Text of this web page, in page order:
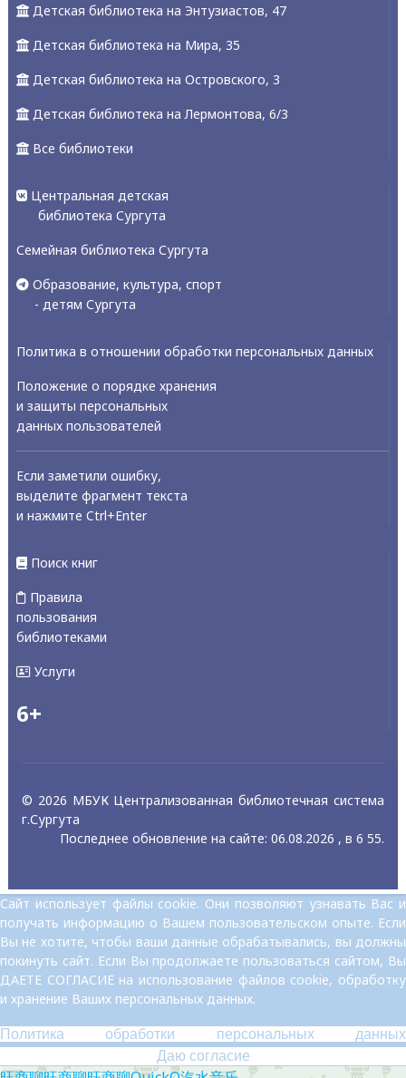
Детская библиотека на Энтузиастов, 47
Детская библиотека на Мира, 35
Детская библиотека на Островского, 3
Детская библиотека на Лермонтова, 6/3
Все библиотеки
Центральная детская
библиотека Сургута
Семейная библиотека Сургута
Образование, культура, спорт
- детям Сургута
Политика в отношении обработки персональных данных
Положение о порядке хранения
и защиты персональных
данных пользователей
Если заметили ошибку,
выделите фрагмент текста
и нажмите Ctrl+Enter
Поиск книг
Правила
пользования
библиотеками
Услуги
6+
© 2026 МБУК Централизованная библиотечная система
г.Сургута
Последнее обновление на сайте: 06.08.2026 , в 6 55.
Сайт использует файлы cookie. Они позволяют узнавать Вас и
получать информацию о Вашем пользовательском опыте. Если
Вы не хотите, чтобы ваши данные обрабатывались, вы должны
покинуть сайт. Если Вы продолжаете пользоваться сайтом, Вы
ДАЕТЕ СОГЛАСИЕ на использование файлов cookie, обработку
и хранение Ваших персональных данных.
Политика обработки персональных данных
Даю согласие